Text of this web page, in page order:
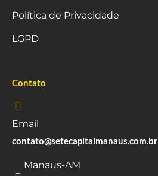
Política de Privacidade
LGPD
Contato
Email
contato@setecapitalmanaus.com.br
Manaus-AM